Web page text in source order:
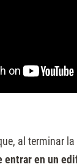
al terminar la
entrar en un